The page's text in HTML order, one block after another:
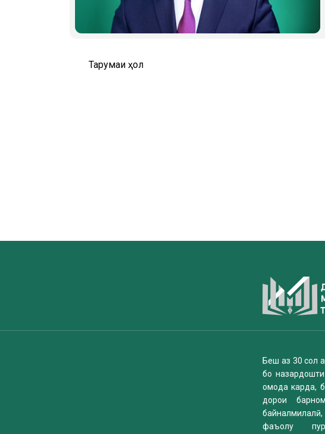
Тарҷумаи ҳол
Беш аз 30 сол
бо назардошти
омода карда,
дорои
байналмилалӣ,
фаъолу